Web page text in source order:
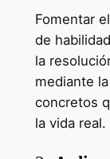
Fomentar
de
la
mediante
concretos
la vida real.